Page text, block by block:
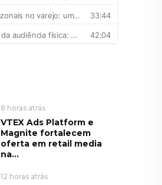
8 horas atrás
VTEX Ads Platform e
Magnite fortalecem
oferta em retail media
na...
12 horas atrás